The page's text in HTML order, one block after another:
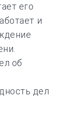
его
и
об
дел